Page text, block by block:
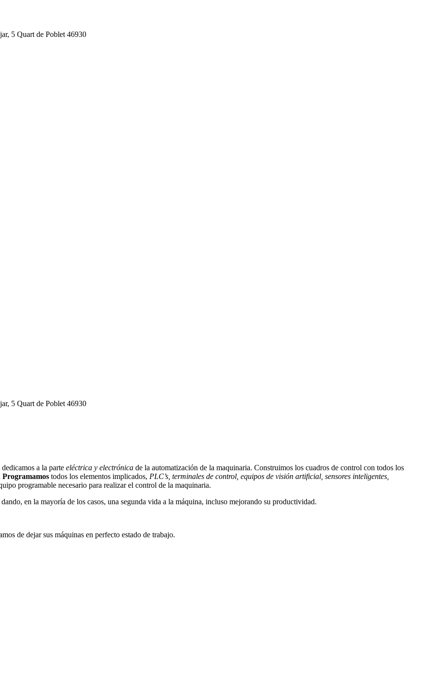
5 Quart de Poblet 46930
5 Quart de Poblet 46930
a la parte eléctrica y electrónica de la automatización de la maquinaria. Construimos los cuadros de control con todos los
Programamos todos los elementos implicados, PLC’s, terminales de control, equipos de visión artificial, sensores inteligentes,
programable necesario para realizar el control de la maquinaria.
en la mayoría de los casos, una segunda vida a la máquina, incluso mejorando su productividad.
de dejar sus máquinas en perfecto estado de trabajo.